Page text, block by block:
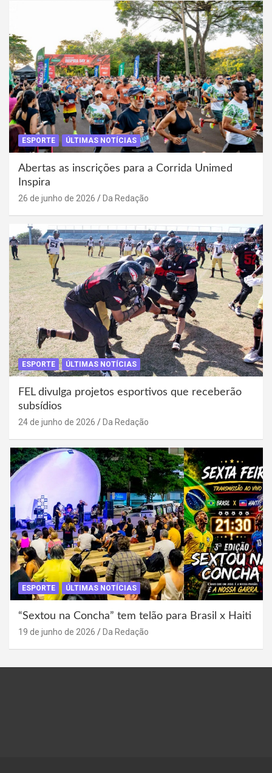
ESPORTE ÚLTIMAS NOTÍCIAS
Abertas as inscrições para a Corrida Unimed
Inspira
26 de junho de 2026 Da Redação
ESPORTE ÚLTIMAS NOTÍCIAS
FEL divulga projetos esportivos que receberão
subsídios
24 de junho de 2026 Da Redação
ESPORTE ÚLTIMAS NOTÍCIAS
“Sextou na Concha” tem telão para Brasil x Haiti
19 de junho de 2026 Da Redação